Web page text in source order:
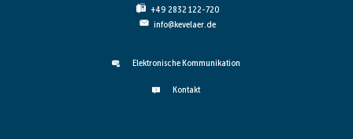
+49 2832 122-720
info@kevelaer.de
Elektronische Kommunikation
Kontakt